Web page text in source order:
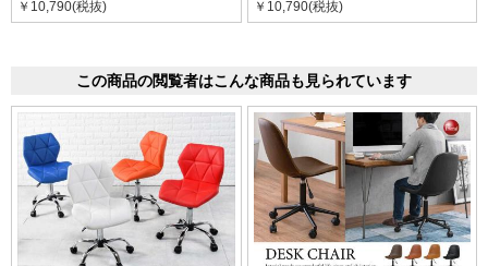
￥10,790(税抜)
￥10,790(税抜)
この商品の閲覧者はこんな商品も見られています